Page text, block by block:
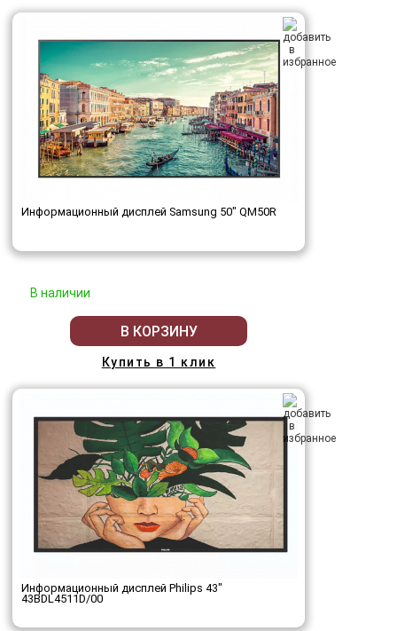
Информационный дисплей Samsung 50" QM50R
В наличии
В КОРЗИНУ
Купить в 1 клик
Информационный дисплей Philips 43"
43BDL4511D/00